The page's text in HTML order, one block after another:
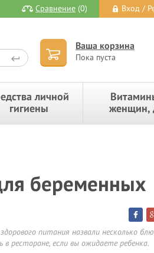
Сравнение (0) Вход /
Ваша корзина
Пока пуста
личной
гигиены
женщин,
беременных
питания назвали несколько
ресторане, если вы ожидаете ребенка.